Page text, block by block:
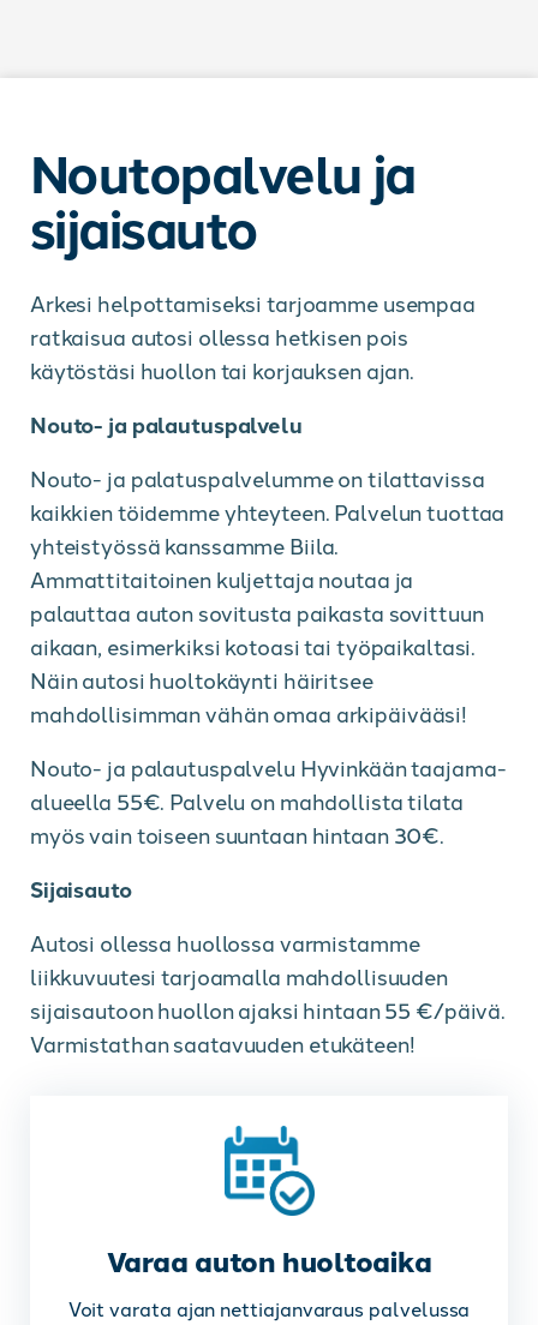
Noutopalvelu ja
sijaisauto
Arkesi helpottamiseksi tarjoamme usempaa
ratkaisua autosi ollessa hetkisen pois
käytöstäsi huollon tai korjauksen ajan.
Nouto- ja palautuspalvelu
Nouto- ja palatuspalvelumme on tilattavissa
kaikkien töidemme yhteyteen. Palvelun tuottaa
yhteistyössä kanssamme Biila.
Ammattitaitoinen kuljettaja noutaa ja
palauttaa auton sovitusta paikasta sovittuun
aikaan, esimerkiksi kotoasi tai työpaikaltasi.
Näin autosi huoltokäynti häiritsee
mahdollisimman vähän omaa arkipäivääsi!
Nouto- ja palautuspalvelu Hyvinkään taajama-
alueella 55€. Palvelu on mahdollista tilata
myös vain toiseen suuntaan hintaan 30€.
Sijaisauto
Autosi ollessa huollossa varmistamme
liikkuvuutesi tarjoamalla mahdollisuuden
sijaisautoon huollon ajaksi hintaan 55 €/päivä.
Varmistathan saatavuuden etukäteen!
Varaa auton huoltoaika
Voit varata ajan nettiajanvaraus palvelussa